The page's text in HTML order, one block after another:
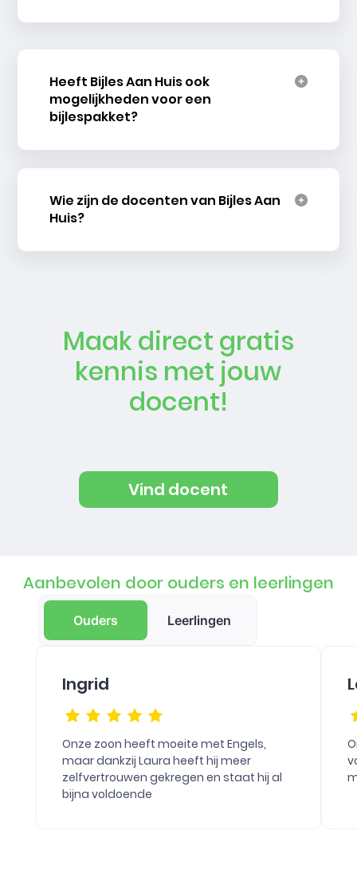
Heeft Bijles Aan Huis ook
mogelijkheden voor een
bijlespakket?
Wie zijn de docenten van Bijles Aan
Huis?
Maak direct gratis
kennis met jouw
docent!
Vind docent
Aanbevolen door ouders en leerlingen
Ouders Leerlingen
Ingrid
Onze zoon heeft moeite met Engels,
maar dankzij Laura heeft hij meer
zelfvertrouwen gekregen en staat hij al
bijna voldoende